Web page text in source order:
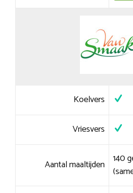
Koelvers
Vriesvers
Aantal maaltijden 140